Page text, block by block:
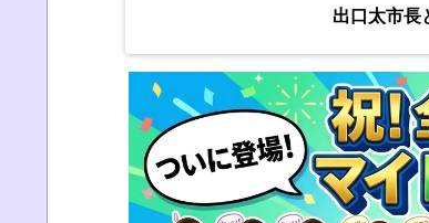
出口太市長